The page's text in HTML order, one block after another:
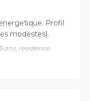
Profil
modestes).
ans, residence